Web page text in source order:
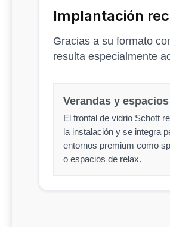
Implantación
Gracias a su formato
resulta especialmente
Verandas y
El frontal de vidrio Schott
la instalación y se integra
entornos premium como
o espacios de relax.